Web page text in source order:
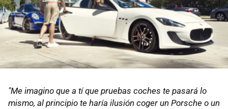
"Me imagino que a tí que pruebas coches te pasará lo
mismo, al principio te haría ilusión coger un Porsche o un